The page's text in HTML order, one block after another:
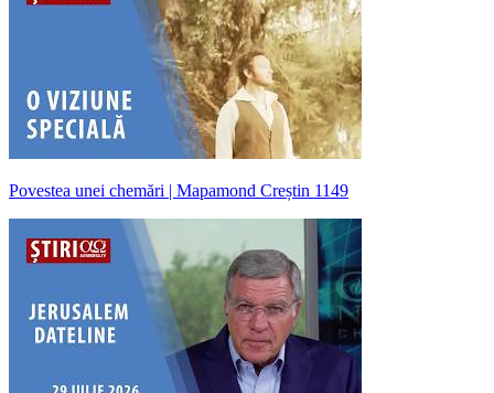
Povestea unei chemări | Mapamond Creștin 1149